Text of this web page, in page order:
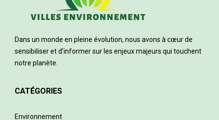
Dans un monde en pleine évolution, nous avons à cœur de
sensibiliser et d’informer sur les enjeux majeurs qui touchent
notre planète.
CATÉGORIES
Environnement